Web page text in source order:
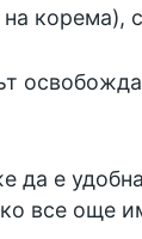
на корема),
да е
все още